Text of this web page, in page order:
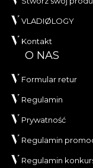
VLADIØLOGY
Kontakt
O NAS
Formular retur
Regulamin
Prywatność
Regulamin
Regulamin